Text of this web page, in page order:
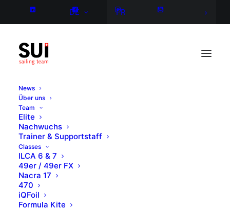
DE FR
News
Über uns
Team
Elite
Nachwuchs
Trainer & Supportstaff
Classes
ILCA 6 & 7
49er / 49er FX
Nacra 17
470
iQFoil
Formula Kite